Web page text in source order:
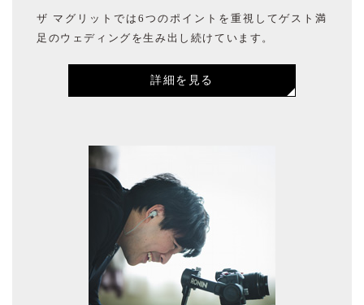
ザ マグリットでは6つのポイントを重視してゲスト満
足のウェディングを生み出し続けています。
詳細を見る